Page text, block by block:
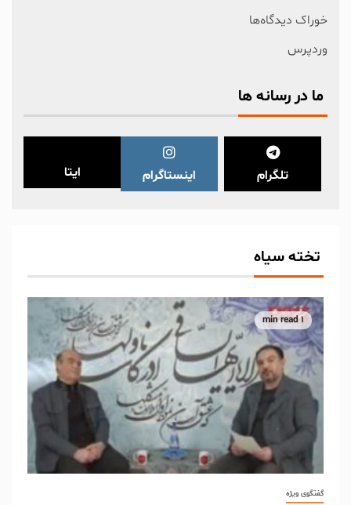
خوراک دیدگاه‌ها
وردپرس
ما در رسانه ها
تلگرام اینستاگرام ایتا
تخته سیاه
1 min read
گفتگوی ویژه